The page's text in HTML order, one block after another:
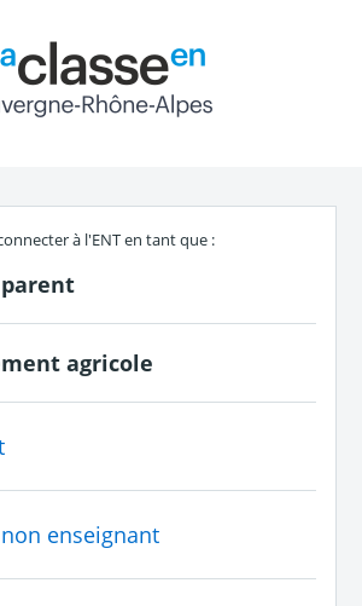
en tant que
à l'ENT en tant que :
agricole
enseignant